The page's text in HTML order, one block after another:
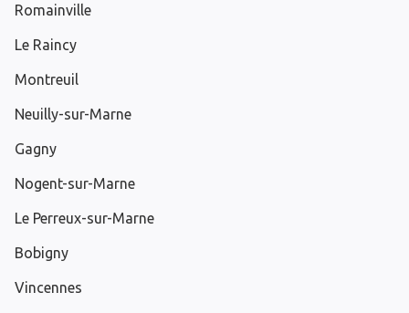
Romainville
Le Raincy
Montreuil
Neuilly-sur-Marne
Gagny
Nogent-sur-Marne
Le Perreux-sur-Marne
Bobigny
Vincennes